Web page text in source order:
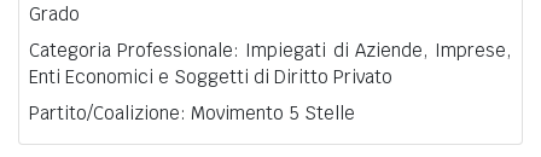
Grado
Categoria Professionale: Impiegati di Aziende, Imprese,
Enti Economici e Soggetti di Diritto Privato
Partito/Coalizione: Movimento 5 Stelle